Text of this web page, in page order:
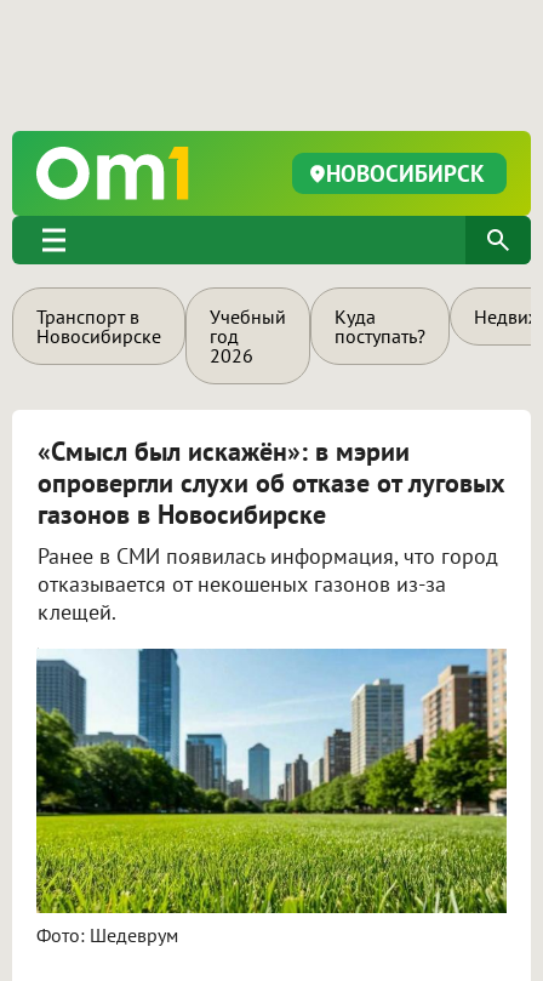
НОВОСИБИРСК
Транспорт в
Новосибирске
Учебный
год
2026
Куда
поступать?
«Смысл был искажён»: в мэрии
опровергли слухи об отказе от луговых
газонов в Новосибирске
Ранее в СМИ появилась информация, что город
отказывается от некошеных газонов из-за
клещей.
Фото: Шедеврум